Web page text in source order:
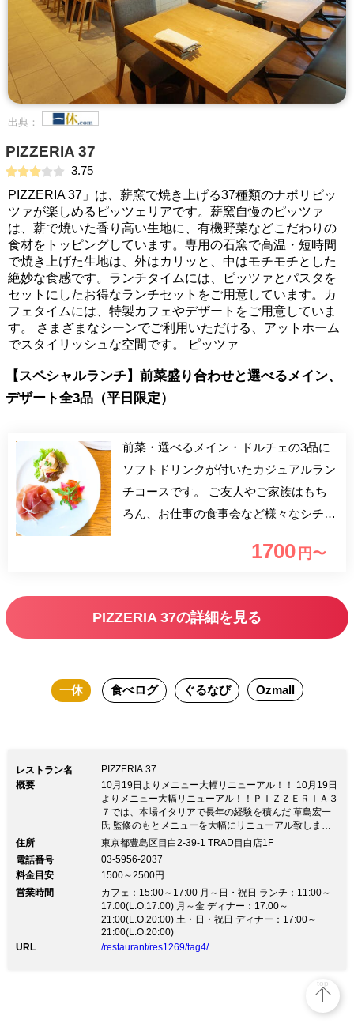
出典：
PIZZERIA 37
3.75
PIZZERIA 37」は、薪窯で焼き上げる37種類のナポリピッ
ツァが楽しめるピッツェリアです。薪窯自慢のピッツァ
は、薪で焼いた香り高い生地に、有機野菜などこだわりの
食材をトッピングしています。専用の石窯で高温・短時間
で焼き上げた生地は、外はカリッと、中はモチモチとした
絶妙な食感です。ランチタイムには、ピッツァとパスタを
セットにしたお得なランチセットをご用意しています。カ
フェタイムには、特製カフェやデザートをご用意していま
す。 さまざまなシーンでご利用いただける、アットホーム
でスタイリッシュな空間です。 ピッツァ
【スペシャルランチ】前菜盛り合わせと選べるメイン、
デザート全3品（平日限定）
前菜・選べるメイン・ドルチェの3品に
ソフトドリンクが付いたカジュアルラン
チコースです。 ご友人やご家族はもち
ろん、お仕事の食事会など様々なシチュ
1700 円〜
PIZZERIA 37の詳細を見る
一休 食べログ ぐるなび Ozmall
レストラン名
PIZZERIA 37
概要
10月19日よりメニュー大幅リニューアル！！ 10月19日
よりメニュー大幅リニューアル！！ＰＩＺＺＥＲＩＡ３
７では、本場イタリアで長年の経験を積んだ 革島宏一
氏 監修のもとメニューを大幅にリニューアル致しまし
た。 イタリア各地の伝統的な料理を前菜からデザート
の機会に本場の味をご堪能ください！
住所
東京都豊島区目白2-39-1 TRAD目白店1F
電話番号
03-5956-2037
料金目安
1500～2500円
営業時間
カフェ：15:00～17:00 月～日・祝日 ランチ：11:00～
17:00(L.O.17:00) 月～金 ディナー：17:00～
21:00(L.O.20:00) 土・日・祝日 ディナー：17:00～
21:00(L.O.20:00)
URL
/restaurant/res1269/tag4/
top